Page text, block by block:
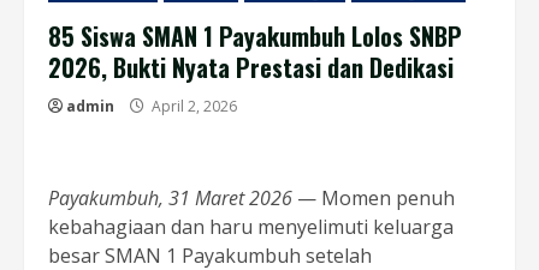
85 Siswa SMAN 1 Payakumbuh Lolos SNBP
2026, Bukti Nyata Prestasi dan Dedikasi
admin April 2, 2026
Payakumbuh, 31 Maret 2026 — Momen penuh
kebahagiaan dan haru menyelimuti keluarga
besar SMAN 1 Payakumbuh setelah